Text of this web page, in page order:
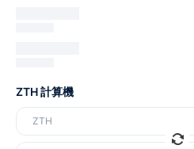
ZTH 計算機
ZTH